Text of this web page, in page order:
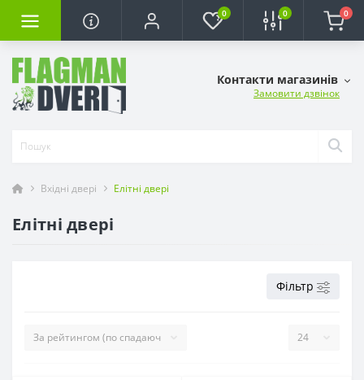
0 0 0
Контакти магазинів
Замовити дзвінок
Вхідні двері Елітні двері
Елітні двері
Фільтр